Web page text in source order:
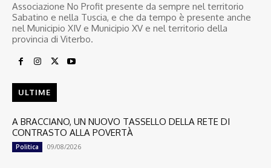
Associazione No Profit presente da sempre nel territorio
Sabatino e nella Tuscia, e che da tempo è presente anche
nel Municipio XIV e Municipio XV e nel territorio della
provincia di Viterbo.
ULTIME
A BRACCIANO, UN NUOVO TASSELLO DELLA RETE DI
CONTRASTO ALLA POVERTÀ
Politica 09/08/2026